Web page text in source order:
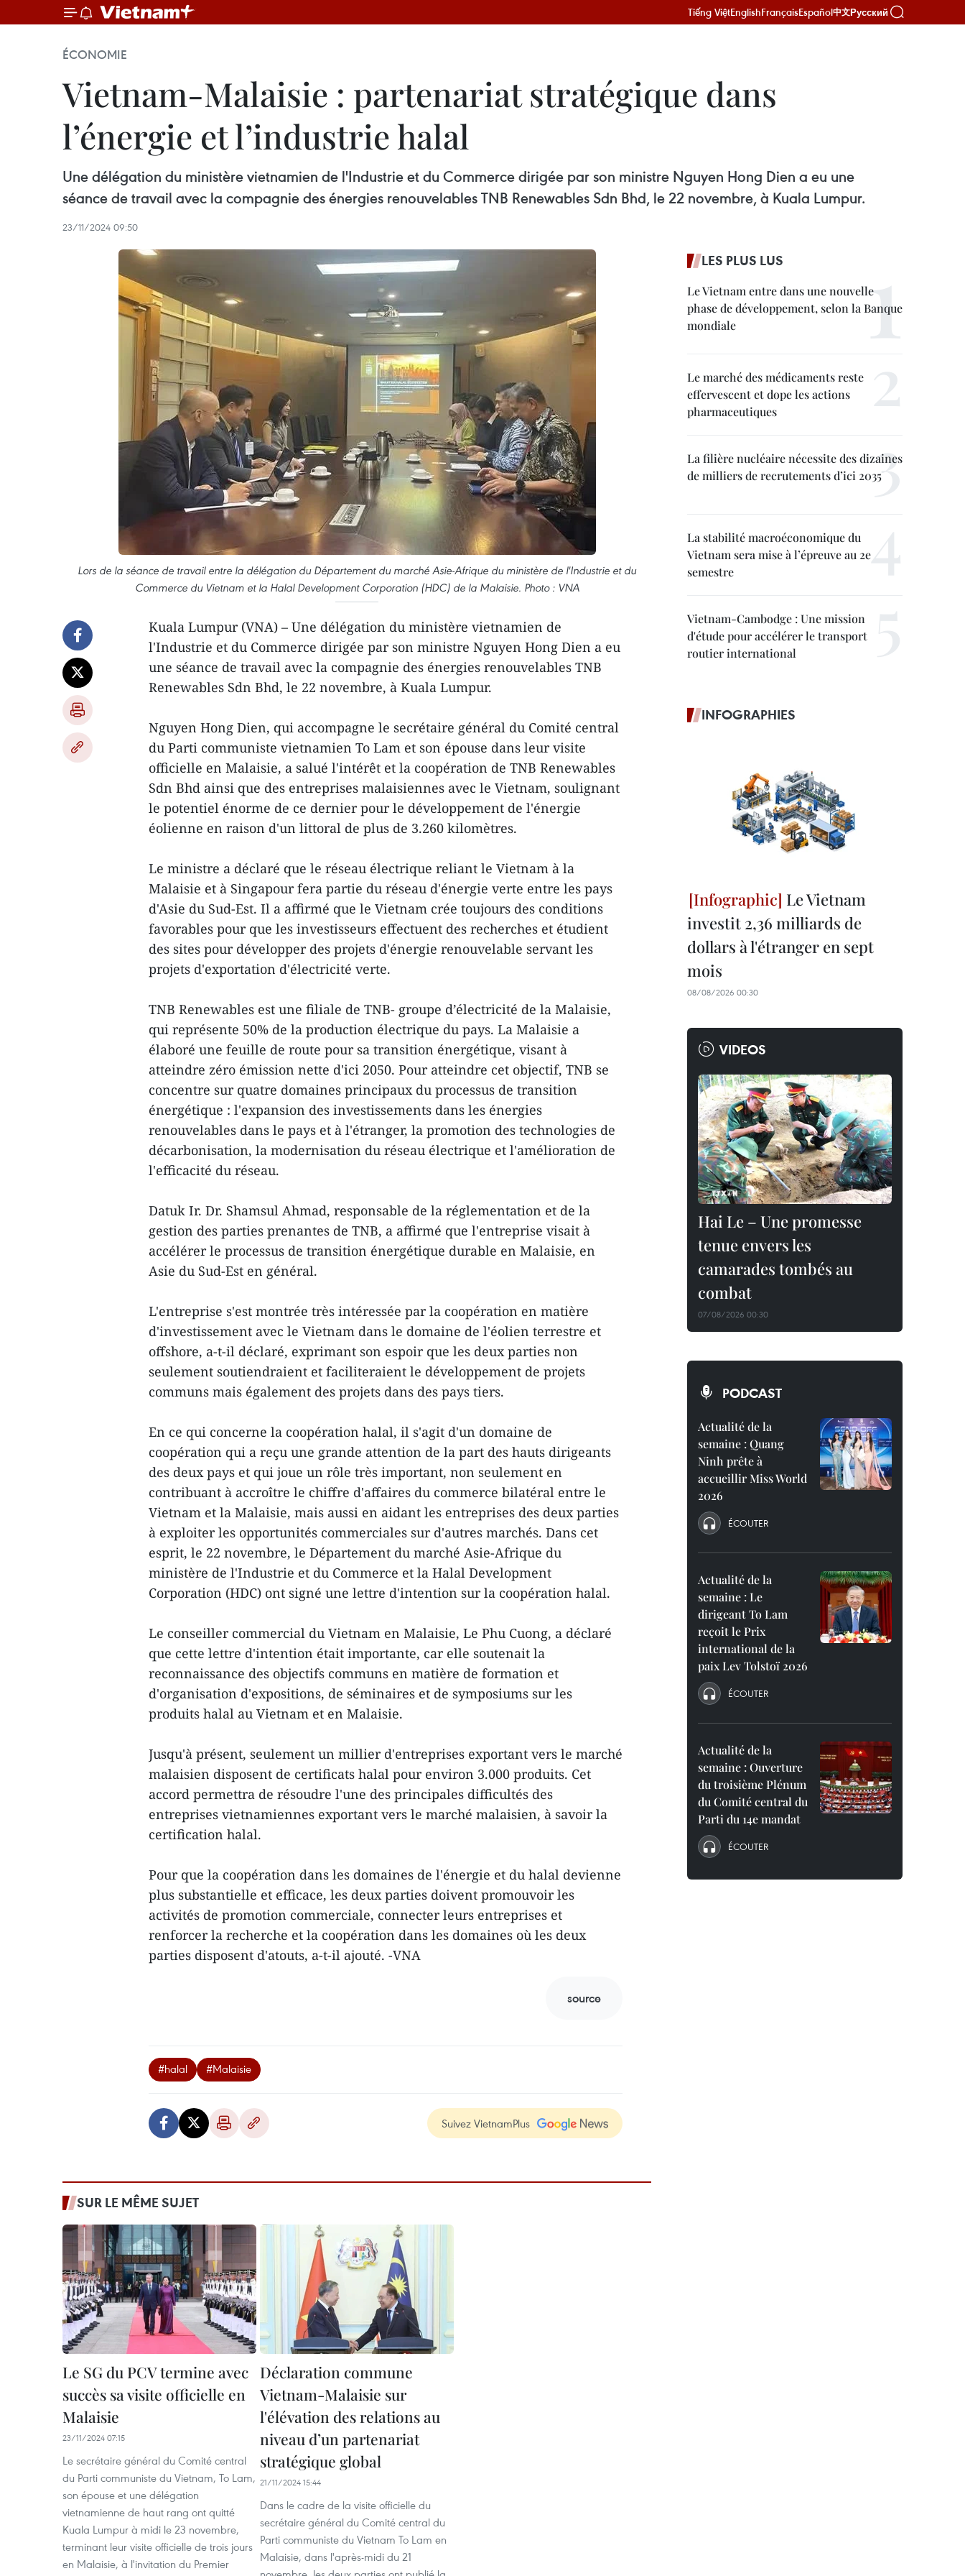
Tiếng ViệtEnglishFrançaisEspañol中文Русский
ÉCONOMIE
Vietnam-Malaisie : partenariat stratégique dans
l’énergie et l’industrie halal
Une délégation du ministère vietnamien de l'Industrie et du Commerce dirigée par son ministre Nguyen Hong Dien a eu une
séance de travail avec la compagnie des énergies renouvelables TNB Renewables Sdn Bhd, le 22 novembre, à Kuala Lumpur.
23/11/2024 09:50
Lors de la séance de travail entre la délégation du Département du marché Asie-Afrique du ministère de l'Industrie et du
Commerce du Vietnam et la Halal Development Corporation (HDC) de la Malaisie. Photo : VNA
Kuala Lumpur (VNA) – Une délégation du ministère vietnamien de
l'Industrie et du Commerce dirigée par son ministre Nguyen Hong Dien a eu
une séance de travail avec la compagnie des énergies renouvelables TNB
Renewables Sdn Bhd, le 22 novembre, à Kuala Lumpur.
Nguyen Hong Dien, qui accompagne le secrétaire général du Comité central
du Parti communiste vietnamien To Lam et son épouse dans leur visite
officielle en Malaisie, a salué l'intérêt et la coopération de TNB Renewables
Sdn Bhd ainsi que des entreprises malaisiennes avec le Vietnam, soulignant
le potentiel énorme de ce dernier pour le développement de l'énergie
éolienne en raison d'un littoral de plus de 3.260 kilomètres.
Le ministre a déclaré que le réseau électrique reliant le Vietnam à la
Malaisie et à Singapour fera partie du réseau d'énergie verte entre les pays
d'Asie du Sud-Est. Il a affirmé que le Vietnam crée toujours des conditions
favorables pour que les investisseurs effectuent des recherches et étudient
des sites pour développer des projets d'énergie renouvelable servant les
projets d'exportation d'électricité verte.
TNB Renewables est une filiale de TNB- groupe d’électricité de la Malaisie,
qui représente 50% de la production électrique du pays. La Malaisie a
élaboré une feuille de route pour sa transition énergétique, visant à
atteindre zéro émission nette d'ici 2050. Pour atteindre cet objectif, TNB se
concentre sur quatre domaines principaux du processus de transition
énergétique : l'expansion des investissements dans les énergies
renouvelables dans le pays et à l'étranger, la promotion des technologies de
décarbonisation, la modernisation du réseau électrique et l'amélioration de
l'efficacité du réseau.
Datuk Ir. Dr. Shamsul Ahmad, responsable de la réglementation et de la
gestion des parties prenantes de TNB, a affirmé que l'entreprise visait à
accélérer le processus de transition énergétique durable en Malaisie, en
Asie du Sud-Est en général.
L'entreprise s'est montrée très intéressée par la coopération en matière
d'investissement avec le Vietnam dans le domaine de l'éolien terrestre et
offshore, a-t-il déclaré, exprimant son espoir que les deux parties non
seulement soutiendraient et faciliteraient le développement de projets
communs mais également des projets dans des pays tiers.
En ce qui concerne la coopération halal, il s'agit d'un domaine de
coopération qui a reçu une grande attention de la part des hauts dirigeants
des deux pays et qui joue un rôle très important, non seulement en
contribuant à accroître le chiffre d'affaires du commerce bilatéral entre le
Vietnam et la Malaisie, mais aussi en aidant les entreprises des deux parties
à exploiter les opportunités commerciales sur d'autres marchés. Dans cet
esprit, le 22 novembre, le Département du marché Asie-Afrique du
ministère de l'Industrie et du Commerce et la Halal Development
Corporation (HDC) ont signé une lettre d'intention sur la coopération halal.
Le conseiller commercial du Vietnam en Malaisie, Le Phu Cuong, a déclaré
que cette lettre d'intention était importante, car elle soutenait la
reconnaissance des objectifs communs en matière de formation et
d'organisation d'expositions, de séminaires et de symposiums sur les
produits halal au Vietnam et en Malaisie.
Jusqu'à présent, seulement un millier d'entreprises exportant vers le marché
malaisien disposent de certificats halal pour environ 3.000 produits. Cet
accord permettra de résoudre l'une des principales difficultés des
entreprises vietnamiennes exportant vers le marché malaisien, à savoir la
certification halal.
Pour que la coopération dans les domaines de l'énergie et du halal devienne
plus substantielle et efficace, les deux parties doivent promouvoir les
activités de promotion commerciale, connecter leurs entreprises et
renforcer la recherche et la coopération dans les domaines où les deux
parties disposent d'atouts, a-t-il ajouté. -VNA
source
#halal #Malaisie
Suivez VietnamPlus
SUR LE MÊME SUJET
Le SG du PCV termine avec
succès sa visite officielle en
Malaisie
23/11/2024 07:15
Le secrétaire général du Comité central
du Parti communiste du Vietnam, To Lam,
son épouse et une délégation
vietnamienne de haut rang ont quitté
Kuala Lumpur à midi le 23 novembre,
terminant leur visite officielle de trois jours
en Malaisie, à l'invitation du Premier
Déclaration commune
Vietnam-Malaisie sur
l'élévation des relations au
niveau d’un partenariat
stratégique global
21/11/2024 15:44
Dans le cadre de la visite officielle du
secrétaire général du Comité central du
Parti communiste du Vietnam To Lam en
Malaisie, dans l'après-midi du 21
LES PLUS LUS
Le Vietnam entre dans une nouvelle
phase de développement, selon la Banque
mondiale
Le marché des médicaments reste
effervescent et dope les actions
pharmaceutiques
La filière nucléaire nécessite des dizaines
de milliers de recrutements d’ici 2035
La stabilité macroéconomique du
Vietnam sera mise à l’épreuve au 2e
semestre
Vietnam-Cambodge : Une mission
d'étude pour accélérer le transport
routier international
INFOGRAPHIES
Le Vietnam
investit 2,36 milliards de
dollars à l'étranger en sept
mois
08/08/2026 00:30
VIDEOS
Hai Le – Une promesse
tenue envers les
camarades tombés au
combat
07/08/2026 00:30
PODCAST
Actualité de la
semaine : Quang
Ninh prête à
accueillir Miss World
2026
ÉCOUTER
Actualité de la
semaine : Le
dirigeant To Lam
reçoit le Prix
international de la
paix Lev Tolstoï 2026
ÉCOUTER
Actualité de la
semaine : Ouverture
du troisième Plénum
du Comité central du
Parti du 14e mandat
ÉCOUTER